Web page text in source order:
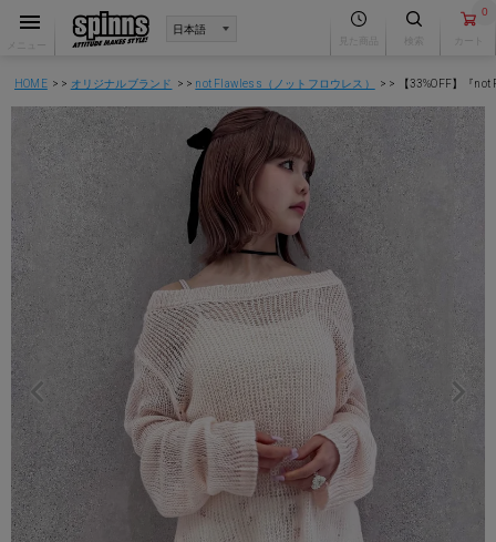
0
HOME オリジナルブランド not Flawless（ノットフロウレス） 【33%OFF】『